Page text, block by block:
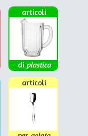
articoli
di plastica
articoli